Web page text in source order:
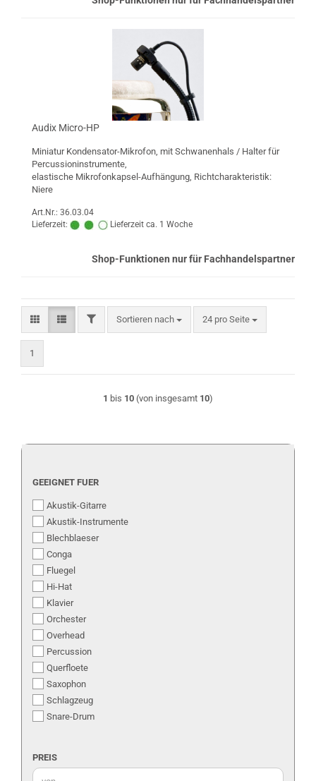
Audix Micro-HP
Miniatur Kondensator-Mikrofon, mit Schwanenhals / Halter für
Percussioninstrumente,
elastische Mikrofonkapsel-Aufhängung, Richtcharakteristik:
Niere
Art.Nr.: 36.03.04
Lieferzeit:
Lieferzeit ca. 1 Woche
Shop-Funktionen nur für Fachhandelspartner
FILTERSortieren nach
Sortieren nach 24 pro Seite
pro Seite
1
1 bis 10 (von insgesamt 10)
GEEIGNET
GEEIGNET FUER
Akustik-Gitarre
Akustik-Instrumente
Blechblaeser
Conga
Fluegel
Hi-Hat
Klavier
Orchester
Overhead
Percussion
Querfloete
Saxophon
Schlagzeug
Snare-Drum
PREIS
PREIS